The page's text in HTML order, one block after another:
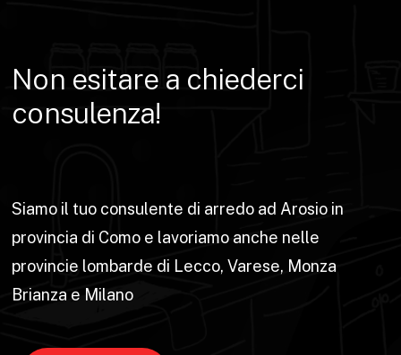
Non esitare a chiederci
consulenza!
Siamo il tuo consulente di arredo ad Arosio in
provincia di Como e lavoriamo anche nelle
provincie lombarde di Lecco, Varese, Monza
Brianza e Milano